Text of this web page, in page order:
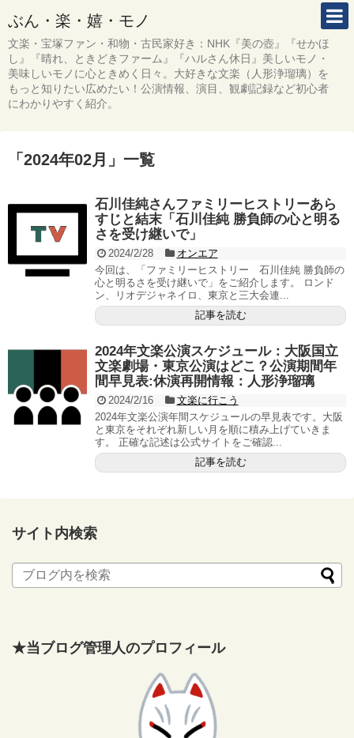
ぶん・楽・嬉・モノ
文楽・宝塚ファン・和物・古民家好き：NHK『美の壺』『せかほ
し』『晴れ、ときどきファーム』『ハルさん休日』美しいモノ・
美味しいモノに心ときめく日々。大好きな文楽（人形浄瑠璃）を
もっと知りたい広めたい！公演情報、演目、観劇記録など初心者
にわかりやすく紹介。
「 2024年02月 」 一覧
石川佳純さんファミリーヒストリーあら
すじと結末「石川佳純 勝負師の心と明る
さを受け継いで」
2024/2/28
オンエア
今回は、「ファミリーヒストリー 石川佳純 勝負師の
心と明るさを受け継いで」をご紹介します。 ロンド
ン、リオデジャネイロ、東京と三大会連...
記事を読む
2024年文楽公演スケジュール：大阪国立
文楽劇場・東京公演はどこ？公演期間年
間早見表:休演再開情報：人形浄瑠璃
2024/2/16
文楽に行こう
2024年文楽公演年間スケジュールの早見表です。大阪
と東京をそれぞれ新しい月を順に積み上げていきま
す。 正確な記述は公式サイトをご確認...
記事を読む
サイト内検索
★当ブログ管理人のプロフィール